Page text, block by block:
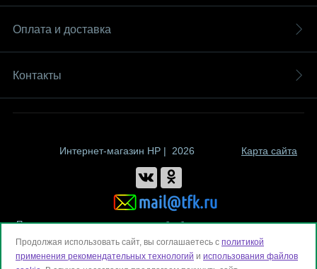
Оплата и доставка
Контакты
Интернет-магазин HP | 2026 Карта сайта
Политика компании в отношении обработки персональных данных
Продолжая использовать сайт, вы соглашаетесь с политикой
применения рекомендательных технологий и использования файлов